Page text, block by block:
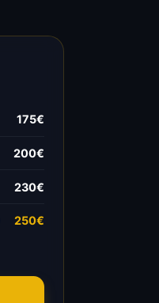
175€
200€
230€
250€